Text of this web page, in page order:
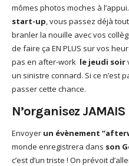
mômes photos moches à
start-up, vous passez déjà
branler la nouille avec vos
de faire ça EN PLUS sur vos
pas en after-work le jeudi soir
un sinistre connard. Si ce n’est
passer cette chance.
N’organisez
Envoyer un évènement
monde enregistrera dans son
c’est d’un triste ! On prévoit